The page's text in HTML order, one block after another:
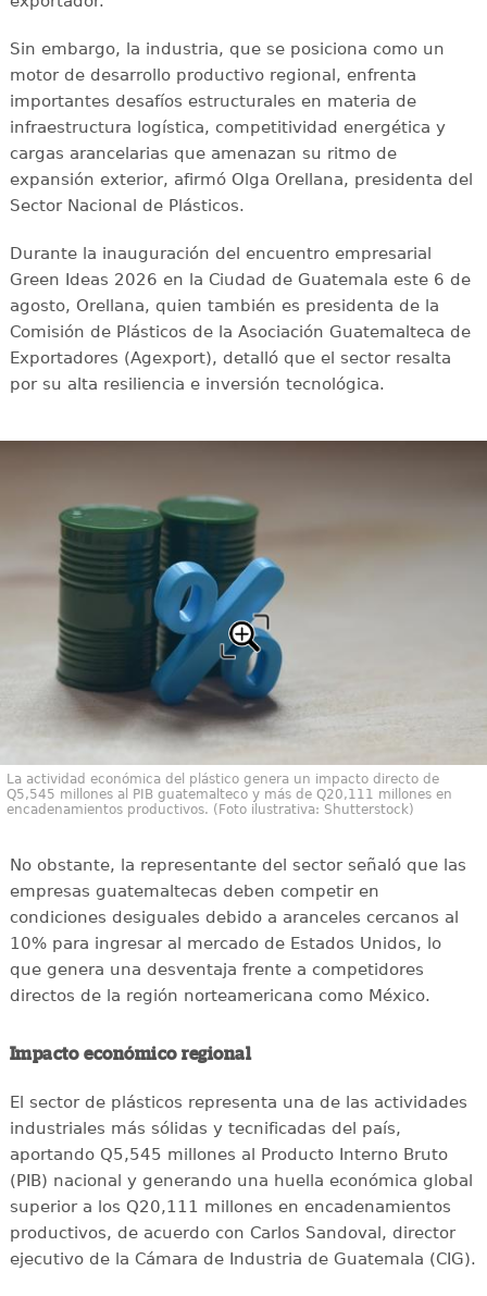
Sin embargo, la industria, que se posiciona como un
motor de desarrollo productivo regional, enfrenta
importantes desafíos estructurales en materia de
infraestructura logística, competitividad energética y
cargas arancelarias que amenazan su ritmo de
expansión exterior, afirmó Olga Orellana, presidenta del
Sector Nacional de Plásticos.
Durante la inauguración del encuentro empresarial
Green Ideas 2026 en la Ciudad de Guatemala este 6 de
agosto, Orellana, quien también es presidenta de la
Comisión de Plásticos de la Asociación Guatemalteca de
Exportadores (Agexport), detalló que el sector resalta
por su alta resiliencia e inversión tecnológica.
La actividad económica del plástico genera un impacto directo de
Q5,545 millones al PIB guatemalteco y más de Q20,111 millones en
encadenamientos productivos. (Foto ilustrativa: Shutterstock)
No obstante, la representante del sector señaló que las
empresas guatemaltecas deben competir en
condiciones desiguales debido a aranceles cercanos al
10% para ingresar al mercado de Estados Unidos, lo
que genera una desventaja frente a competidores
directos de la región norteamericana como México.
Impacto económico regional
El sector de plásticos representa una de las actividades
industriales más sólidas y tecnificadas del país,
aportando Q5,545 millones al Producto Interno Bruto
(PIB) nacional y generando una huella económica global
superior a los Q20,111 millones en encadenamientos
productivos, de acuerdo con Carlos Sandoval, director
ejecutivo de la Cámara de Industria de Guatemala (CIG).